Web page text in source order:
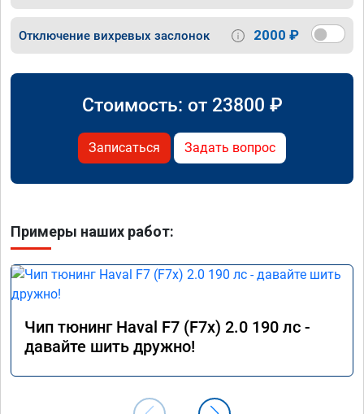
Отключение вихревых заслонок 2000 ₽
Стоимость: от 23800 ₽
Записаться Задать вопрос
Примеры наших работ:
Чип тюнинг Haval F7 (F7x) 2.0 190 лс -
давайте шить дружно!